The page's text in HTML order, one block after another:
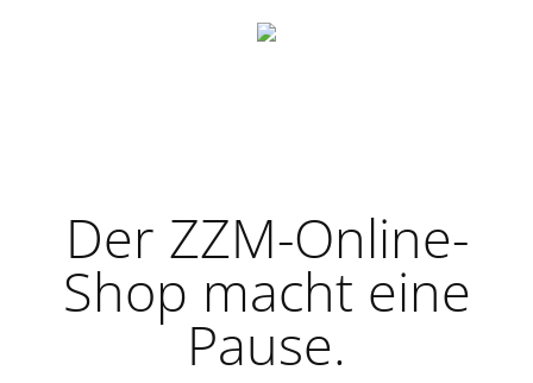
Der ZZM-Online-
Shop macht eine
Pause.